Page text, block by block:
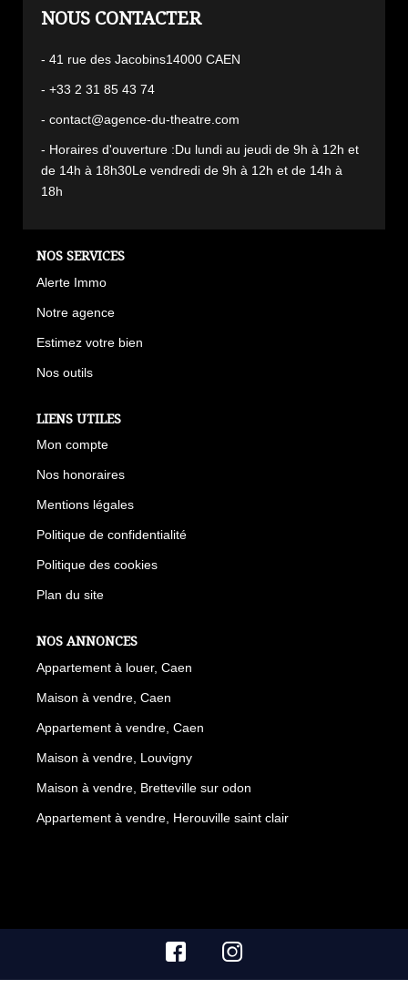
L'AGENCE
- 41 rue des Jacobins14000 CAEN
- +33 2 31 85 43 74
- contact@agence-du-theatre.com
- Horaires d'ouverture :Du lundi au jeudi de 9h à 12h et
de 14h à 18h30Le vendredi de 9h à 12h et de 14h à
18h
NOS SERVICES
Alerte Immo
Notre agence
Estimez votre bien
Nos outils
LIENS UTILES
Mon compte
Nos honoraires
Mentions légales
Politique de confidentialité
Politique des cookies
Plan du site
NOS ANNONCES
Appartement à louer, Caen
Maison à vendre, Caen
Appartement à vendre, Caen
Maison à vendre, Louvigny
Maison à vendre, Bretteville sur odon
Appartement à vendre, Herouville saint clair